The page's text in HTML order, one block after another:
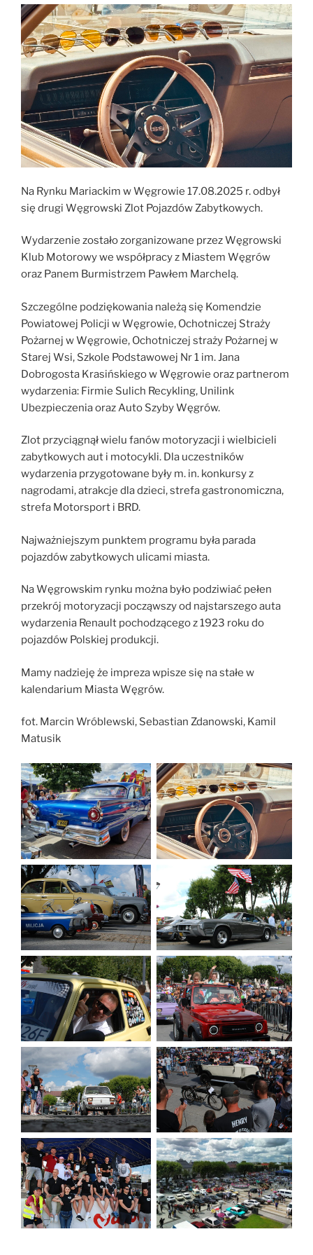
Na Rynku Mariackim w Węgrowie 17.08.2025 r. odbył
się drugi Węgrowski Zlot Pojazdów Zabytkowych.
Wydarzenie zostało zorganizowane przez Węgrowski
Klub Motorowy we współpracy z Miastem Węgrów
oraz Panem Burmistrzem Pawłem Marchelą.
Szczególne podziękowania należą się Komendzie
Powiatowej Policji w Węgrowie, Ochotniczej Straży
Pożarnej w Węgrowie, Ochotniczej straży Pożarnej w
Starej Wsi, Szkole Podstawowej Nr 1 im. Jana
Dobrogosta Krasińskiego w Węgrowie oraz partnerom
wydarzenia: Firmie Sulich Recykling, Unilink
Ubezpieczenia oraz Auto Szyby Węgrów.
Zlot przyciągnął wielu fanów motoryzacji i wielbicieli
zabytkowych aut i motocykli. Dla uczestników
wydarzenia przygotowane były m. in. konkursy z
nagrodami, atrakcje dla dzieci, strefa gastronomiczna,
strefa Motorsport i BRD.
Najważniejszym punktem programu była parada
pojazdów zabytkowych ulicami miasta.
Na Węgrowskim rynku można było podziwiać pełen
przekrój motoryzacji począwszy od najstarszego auta
wydarzenia Renault pochodzącego z 1923 roku do
pojazdów Polskiej produkcji.
Mamy nadzieję że impreza wpisze się na stałe w
kalendarium Miasta Węgrów.
fot. Marcin Wróblewski, Sebastian Zdanowski, Kamil
Matusik